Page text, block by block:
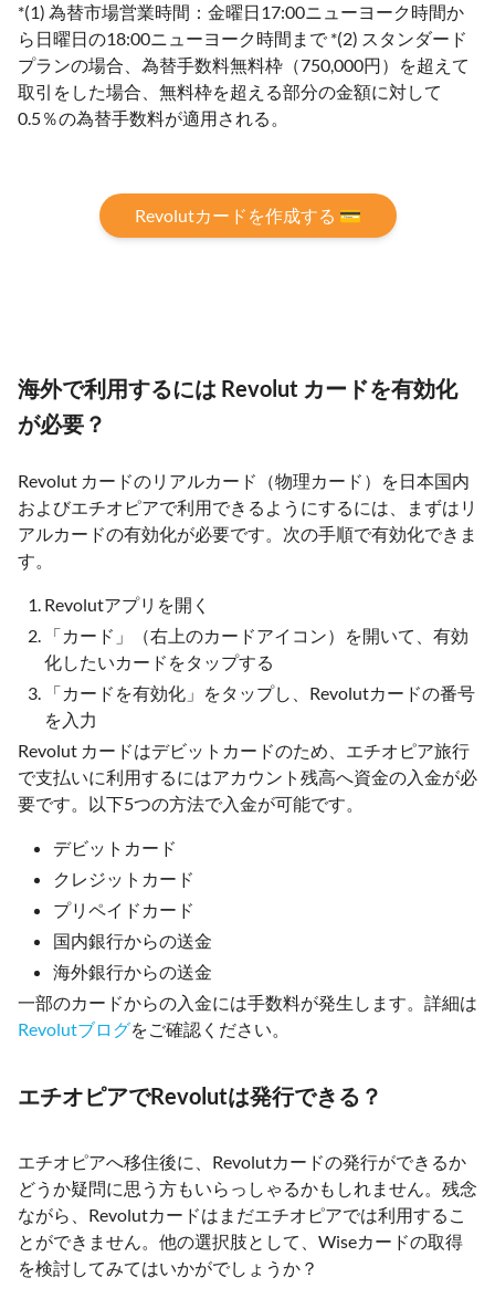
*(1) 為替市場営業時間：金曜日17:00ニューヨーク時間か
ら日曜日の18:00ニューヨーク時間まで *(2) スタンダード
プランの場合、為替⼿数料無料枠（750,000円）を超えて
取引をした場合、無料枠を超える部分の金額に対して
0.5％の為替手数料が適用される。
Revolutカードを作成する 💳
海外で利用するには Revolut カードを有効化
が必要？
Revolut カードのリアルカード（物理カード）を日本国内
およびエチオピアで利用できるようにするには、まずはリ
アルカードの有効化が必要です。次の手順で有効化できま
す。
Revolutアプリを開く
「カード」（右上のカードアイコン）を開いて、有効
化したいカードをタップする
「カードを有効化」をタップし、Revolutカードの番号
を入力
Revolut カードはデビットカードのため、エチオピア旅行
で支払いに利用するにはアカウント残高へ資金の入金が必
要です。以下5つの方法で入金が可能です。
デビットカード
クレジットカード
プリペイドカード
国内銀行からの送金
海外銀行からの送金
一部のカードからの入金には手数料が発生します。詳細は
Revolutブログをご確認ください。
エチオピアでRevolutは発行できる？
エチオピアへ移住後に、Revolutカードの発行ができるか
どうか疑問に思う方もいらっしゃるかもしれません。残念
ながら、Revolutカードはまだエチオピアでは利用するこ
とができません。他の選択肢として、Wiseカードの取得
を検討してみてはいかがでしょうか？